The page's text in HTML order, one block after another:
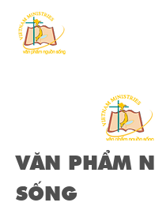
VĂN PHẨM
SỐNG